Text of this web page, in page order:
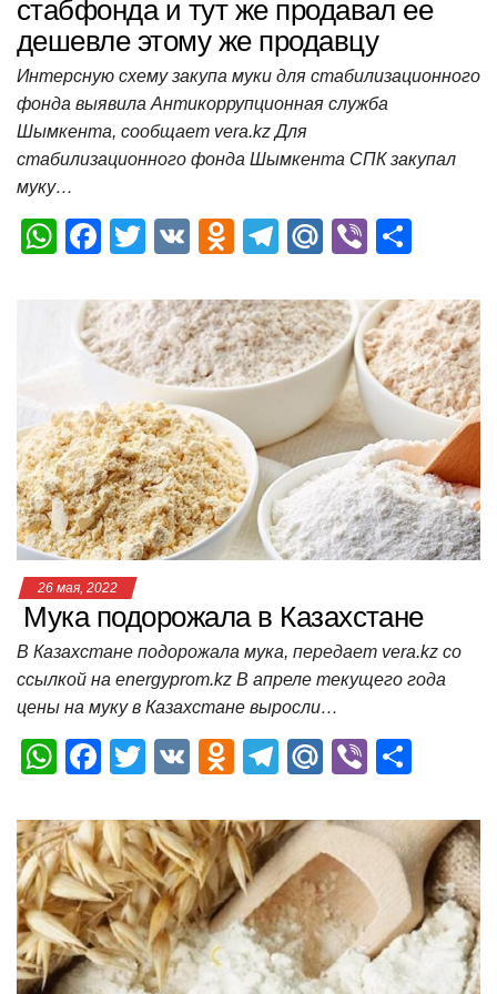
стабфонда и тут же продавал ее
дешевле этому же продавцу
Интерсную схему закупа муки для стабилизационного
фонда выявила Антикоррупционная служба
Шымкента, сообщает vera.kz Для
стабилизационного фонда Шымкента СПК закупал
муку…
W
at
p
p
F
c
e
b
o
o
k
T
tt
er
V
O
n
o
kl
a
ss
ni
ki
T
e
gr
a
m
M
.R
u
Vi
er п
р
а
в
и
т
ь
26 мая, 2022
Мука подорожала в Казахстане
В Казахстане подорожала мука, передает vera.kz со
ссылкой на energyprom.kz В апреле текущего года
цены на муку в Казахстане выросли…
W
at
s
A
p
p
F
c
e
b
o
o
T
tt
er
V
O
n
o
kl
a
ss
T
e
gr
a
m
M
.R
u
Vi
er п
р
а
в